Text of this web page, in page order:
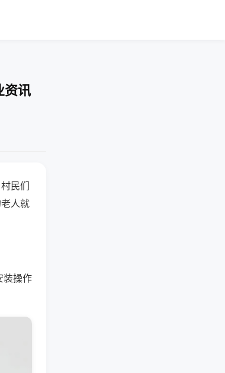
资讯
民们
人就
装操作